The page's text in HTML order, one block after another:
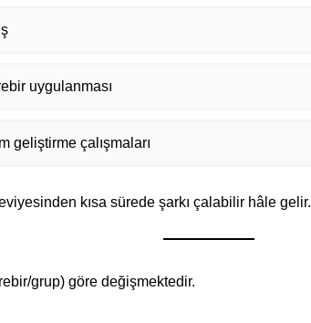
uygulanması
geliştirme çalışmaları
kısa sürede şarkı çalabilir hâle gelir.
grup) göre değişmektedir.